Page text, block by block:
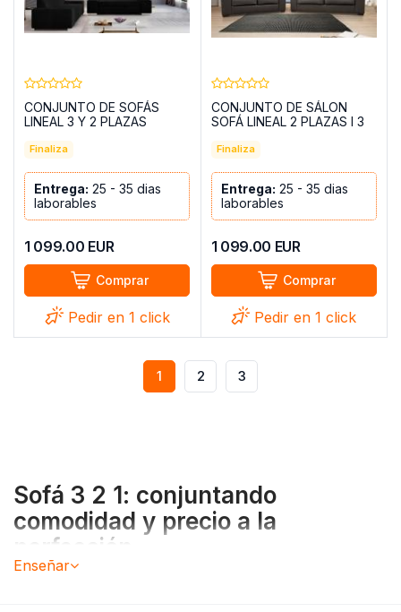
CONJUNTO DE SOFÁS
LINEAL 3 Y 2 PLAZAS
Finaliza
Entrega: 25 - 35 dias
laborables
1 099.00 EUR
Comprar
Pedir en 1 click
CONJUNTO DE SÁLON
SOFÁ LINEAL 2 PLAZAS I 3
POLIPIEL
Finaliza
Entrega: 25 - 35 dias
laborables
1 099.00 EUR
Comprar
Pedir en 1 click
1 2 3
Sofá 3 2 1: conjuntando
comodidad y precio a la
perfección.
Enseñar